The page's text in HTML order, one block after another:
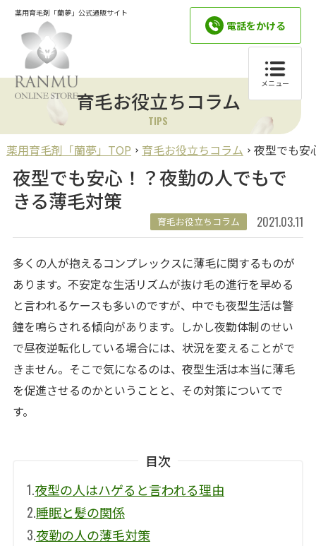
薬用育毛剤「蘭夢」公式通販サイト
電話をかける
メニュー
育毛お役立ちコラム
TIPS
薬用育毛剤「蘭夢」TOP 育毛お役立ちコラム 夜型でも安
夜型でも安心！？夜勤の人でもで
きる薄毛対策
育毛お役立ちコラム 2021.03.11
多くの人が抱えるコンプレックスに薄毛に関するものが
あります。不安定な生活リズムが抜け毛の進行を早める
と言われるケースも多いのですが、中でも夜型生活は警
鐘を鳴らされる傾向があります。しかし夜勤体制のせい
で昼夜逆転化している場合には、状況を変えることがで
きません。そこで気になるのは、夜型生活は本当に薄毛
を促進させるのかということと、その対策についてで
す。
目次
1.夜型の人はハゲると言われる理由
2.睡眠と髪の関係
3.夜勤の人の薄毛対策